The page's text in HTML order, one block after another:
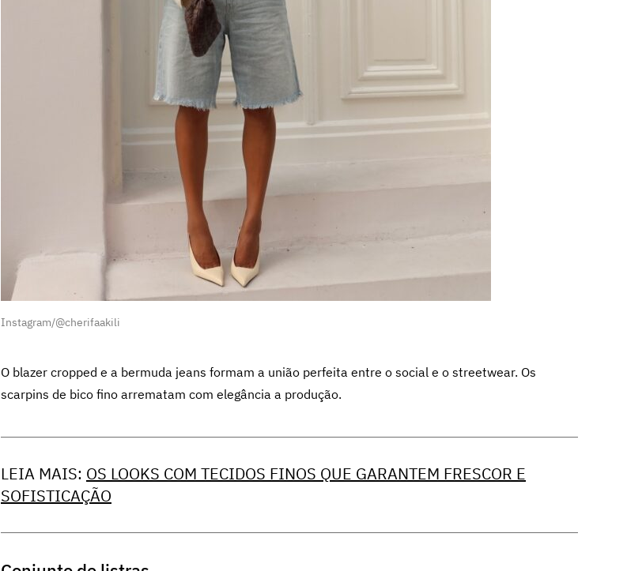
Instagram/@cherifaakili
O blazer cropped e a bermuda jeans formam a união perfeita entre o social e o streetwear. Os
scarpins de bico fino arrematam com elegância a produção.
LEIA MAIS: OS LOOKS COM TECIDOS FINOS QUE GARANTEM FRESCOR E
SOFISTICAÇÃO